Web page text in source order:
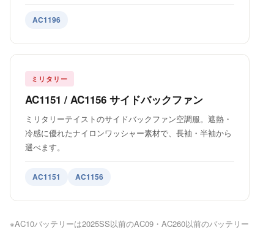
AC1196
ミリタリー
AC1151 / AC1156 サイドバックファン
ミリタリーテイストのサイドバックファン空調服。遮熱・
冷感に優れたナイロンワッシャー素材で、長袖・半袖から
選べます。
AC1151 AC1156
※AC10バッテリーは2025SS以前のAC09・AC260以前のバッテリー